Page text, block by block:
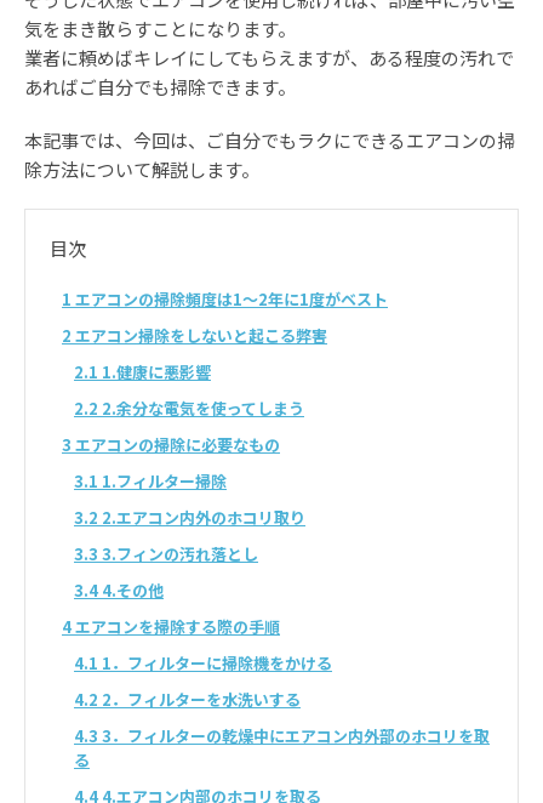
気をまき散らすことになります。
業者に頼めばキレイにしてもらえますが、ある程度の汚れで
あればご自分でも掃除できます。
本記事では、今回は、ご自分でもラクにできるエアコンの掃
除方法について解説します。
目次
1 エアコンの掃除頻度は1～2年に1度がベスト
2 エアコン掃除をしないと起こる弊害
2.1 1.健康に悪影響
2.2 2.余分な電気を使ってしまう
3 エアコンの掃除に必要なもの
3.1 1.フィルター掃除
3.2 2.エアコン内外のホコリ取り
3.3 3.フィンの汚れ落とし
3.4 4.その他
4エアコンを掃除する際の手順
4.1 1．フィルターに掃除機をかける
4.2 2．フィルターを水洗いする
4.3 3．フィルターの乾燥中にエアコン内外部のホコリを取
る
4.4 4.エアコン内部のホコリを取る